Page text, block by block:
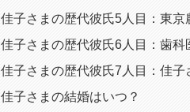
佳子さまの歴代彼氏5人目：東
佳子さまの歴代彼氏6人目：歯
佳子さまの歴代彼氏7人目：佳
佳子さまの結婚はいつ？